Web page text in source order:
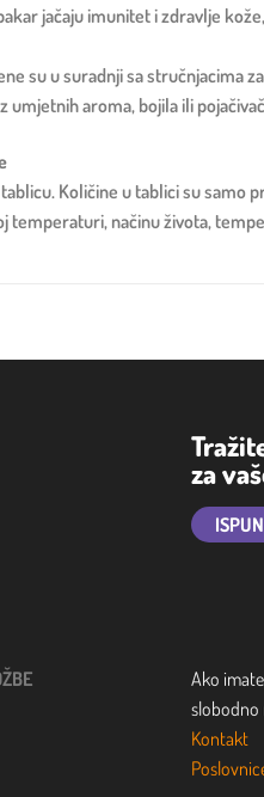
jačaju imunitet i zdravlje
su u suradnji sa stručnjacima
umjetnih aroma, bojila ili
Količine u tablici su
temperaturi, načinu života,
za
Ako
slobodno
Kontakt